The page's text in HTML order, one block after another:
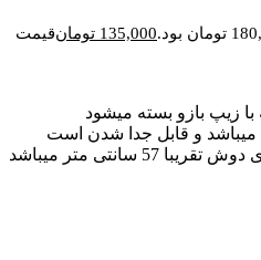
135,000 تومانقیمت
زیپ بازو بسته میشود
میباشد و قابل جدا شدن است
سانتی متر میباشد